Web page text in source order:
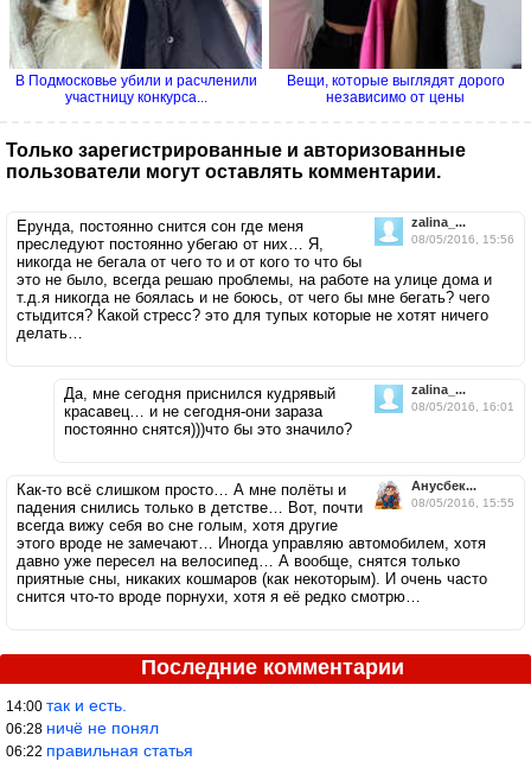
В Подмосковье убили и расчленили
участницу конкурса...
Вещи, которые выглядят дорого
независимо от цены
Только зарегистрированные и авторизованные
пользователи могут оставлять комментарии.
zalina_...
08/05/2016, 15:56
Ерунда, постоянно снится сон где меня
преследуют постоянно убегаю от них… Я,
никогда не бегала от чего то и от кого то что бы
это не было, всегда решаю проблемы, на работе на улице дома и
т.д.я никогда не боялась и не боюсь, от чего бы мне бегать? чего
стыдится? Какой стресс? это для тупых которые не хотят ничего
делать…
zalina_...
08/05/2016, 16:01
Да, мне сегодня приснился кудрявый
красавец… и не сегодня-они зараза
постоянно снятся)))что бы это значило?
Анусбек...
08/05/2016, 15:55
Как-то всё слишком просто… А мне полёты и
падения снились только в детстве… Вот, почти
всегда вижу себя во сне голым, хотя другие
этого вроде не замечают… Иногда управляю автомобилем, хотя
давно уже пересел на велосипед… А вообще, снятся только
приятные сны, никаких кошмаров (как некоторым). И очень часто
снится что-то вроде порнухи, хотя я её редко смотрю…
Последние комментарии
14:00 так и есть.
06:28 ничё не понял
06:22 правильная статья